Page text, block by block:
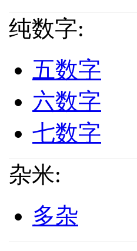
纯数字:
五数字
六数字
七数字
杂米:
多杂